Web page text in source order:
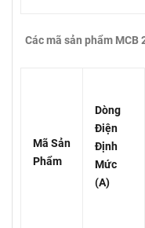
Các mã sản phẩm MCB
Mã Sản
Phẩm
Dòng
Điện
Định
Mức
(A)